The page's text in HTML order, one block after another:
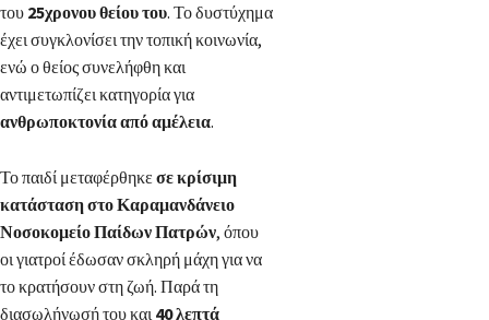
του 25χρονου θείου του. Το δυστύχημα
έχει συγκλονίσει την τοπική κοινωνία,
ενώ ο θείος συνελήφθη και
αντιμετωπίζει κατηγορία για
ανθρωποκτονία από αμέλεια.
Το παιδί μεταφέρθηκε σε κρίσιμη
κατάσταση στο Καραμανδάνειο
Νοσοκομείο Παίδων Πατρών, όπου
οι γιατροί έδωσαν σκληρή μάχη για να
το κρατήσουν στη ζωή. Παρά τη
διασωλήνωσή του και40 λεπτά